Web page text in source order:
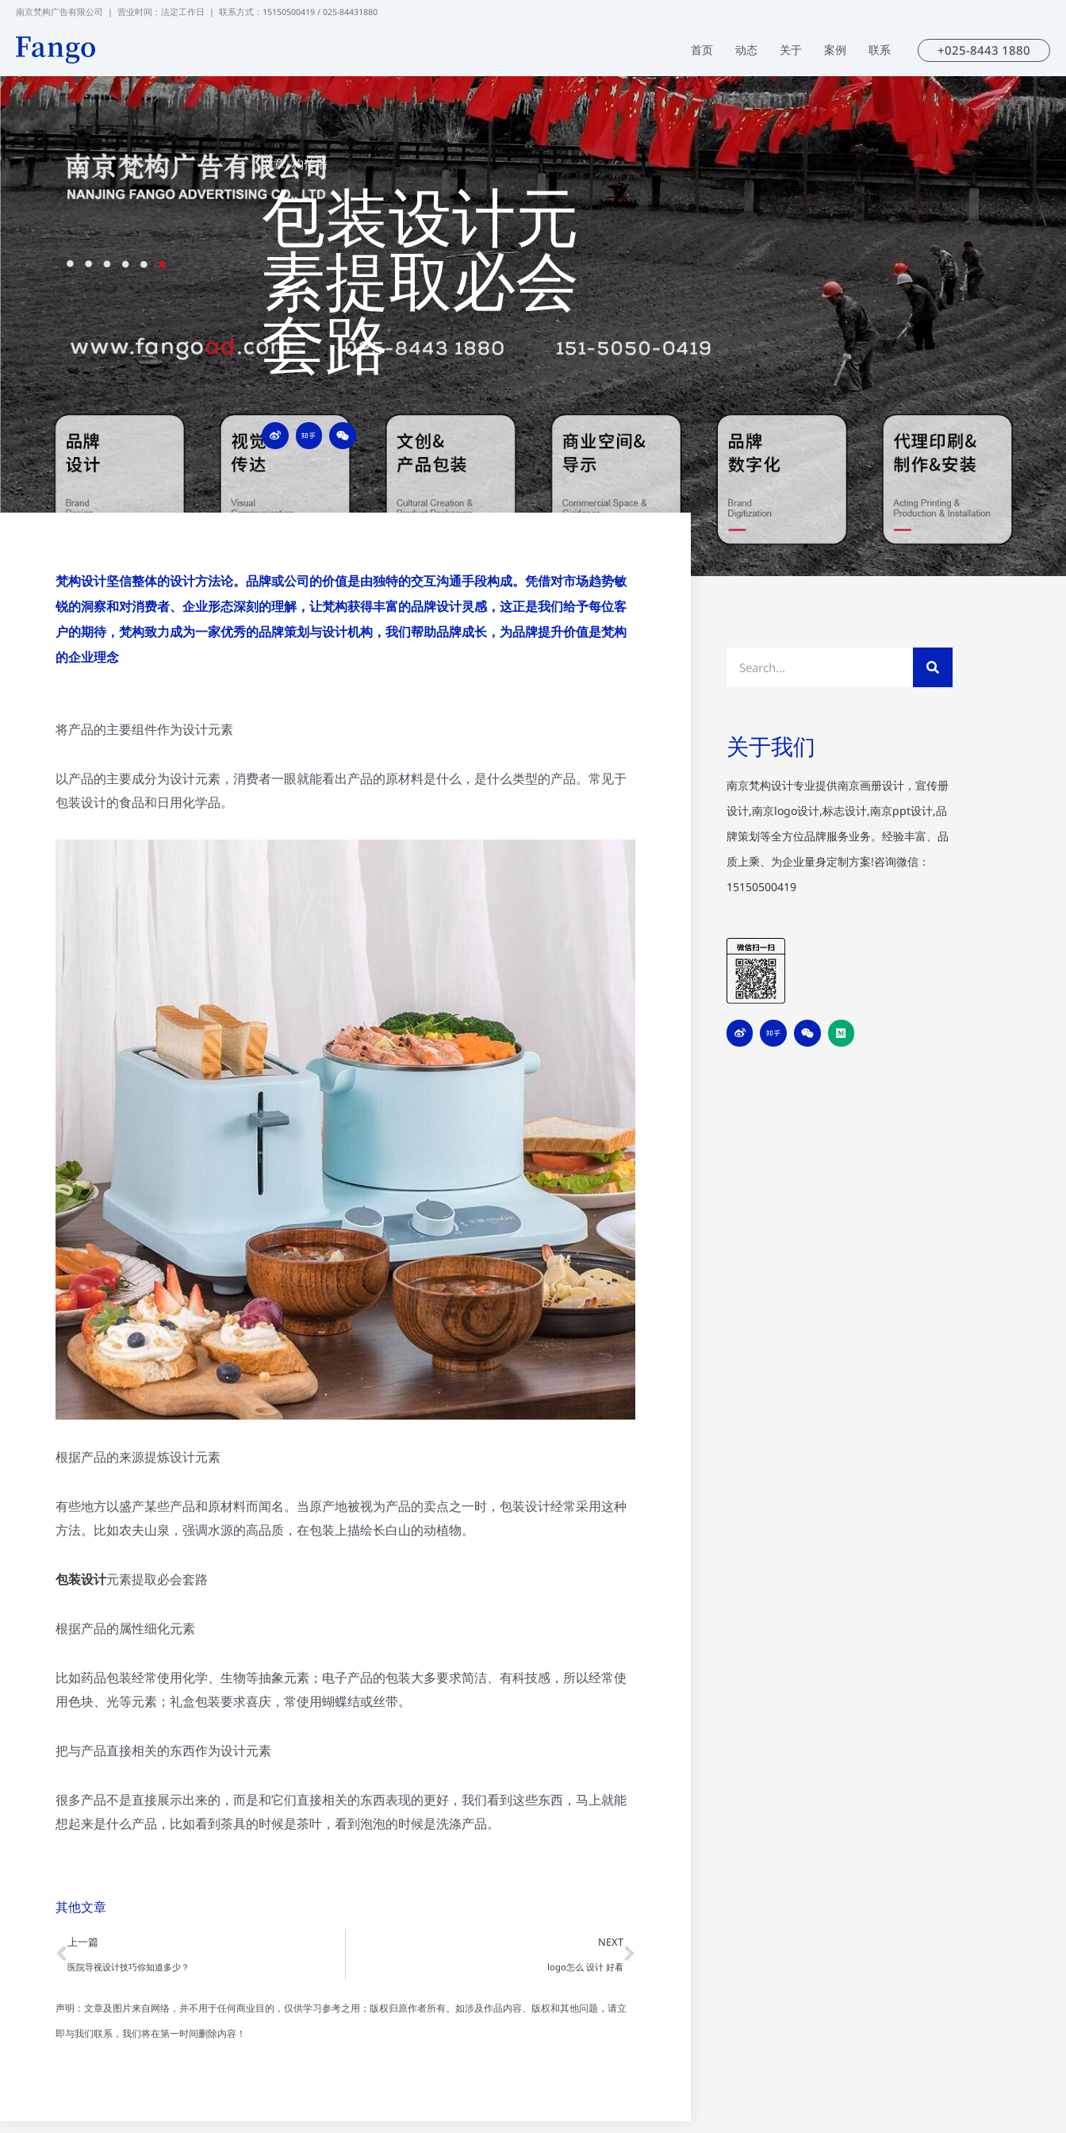
容
南京梵构广告有限公司 | 营业时间：法定工作日 | 联系方式：15150500419 / 025-84431880
首页 动态 关于 案例 联系 +025-8443 1880
文章,构传播
包装设计元
素提取必会
套路
W
e
i
Z
h
i
h
W
e
i
梵构设计坚信整体的设计方法论。品牌或公司的价值是由独特的交互沟通手段构成。凭借对市场趋势敏
锐的洞察和对消费者、企业形态深刻的理解，让梵构获得丰富的品牌设计灵感，这正是我们给予每位客
户的期待，梵构致力成为一家优秀的品牌策划与设计机构，我们帮助品牌成长，为品牌提升价值是梵构
的企业理念
将产品的主要组件作为设计元素
以产品的主要成分为设计元素，消费者一眼就能看出产品的原材料是什么，是什么类型的产品。常见于
包装设计的食品和日用化学品。
根据产品的来源提炼设计元素
有些地方以盛产某些产品和原材料而闻名。当原产地被视为产品的卖点之一时，包装设计经常采用这种
方法。比如农夫山泉，强调水源的高品质，在包装上描绘长白山的动植物。
包装设计元素提取必会套路
根据产品的属性细化元素
比如药品包装经常使用化学、生物等抽象元素；电子产品的包装大多要求简洁、有科技感，所以经常使
用色块、光等元素；礼盒包装要求喜庆，常使用蝴蝶结或丝带。
把与产品直接相关的东西作为设计元素
很多产品不是直接展示出来的，而是和它们直接相关的东西表现的更好，我们看到这些东西，马上就能
想起来是什么产品，比如看到茶具的时候是茶叶，看到泡泡的时候是洗涤产品。
其他文章
Prev
上一篇
医院导视设计技巧你知道多少？
NEXT
logo怎么 设计 好看
Next
声明：文章及图片来自网络，并不用于任何商业目的，仅供学习参考之用；版权归原作者所有。如涉及作品内容、版权和其他问题，请立
即与我们联系，我们将在第一时间删除内容！
Search
关于我们
南京梵构设计专业提供南京画册设计，宣传册
设计,南京logo设计,标志设计,南京ppt设计,品
牌策划等全方位品牌服务业务。经验丰富、品
质上乘、为企业量身定制方案!咨询微信：
15150500419
W
e
i
Z
h
i
W
e
i
M
e
d